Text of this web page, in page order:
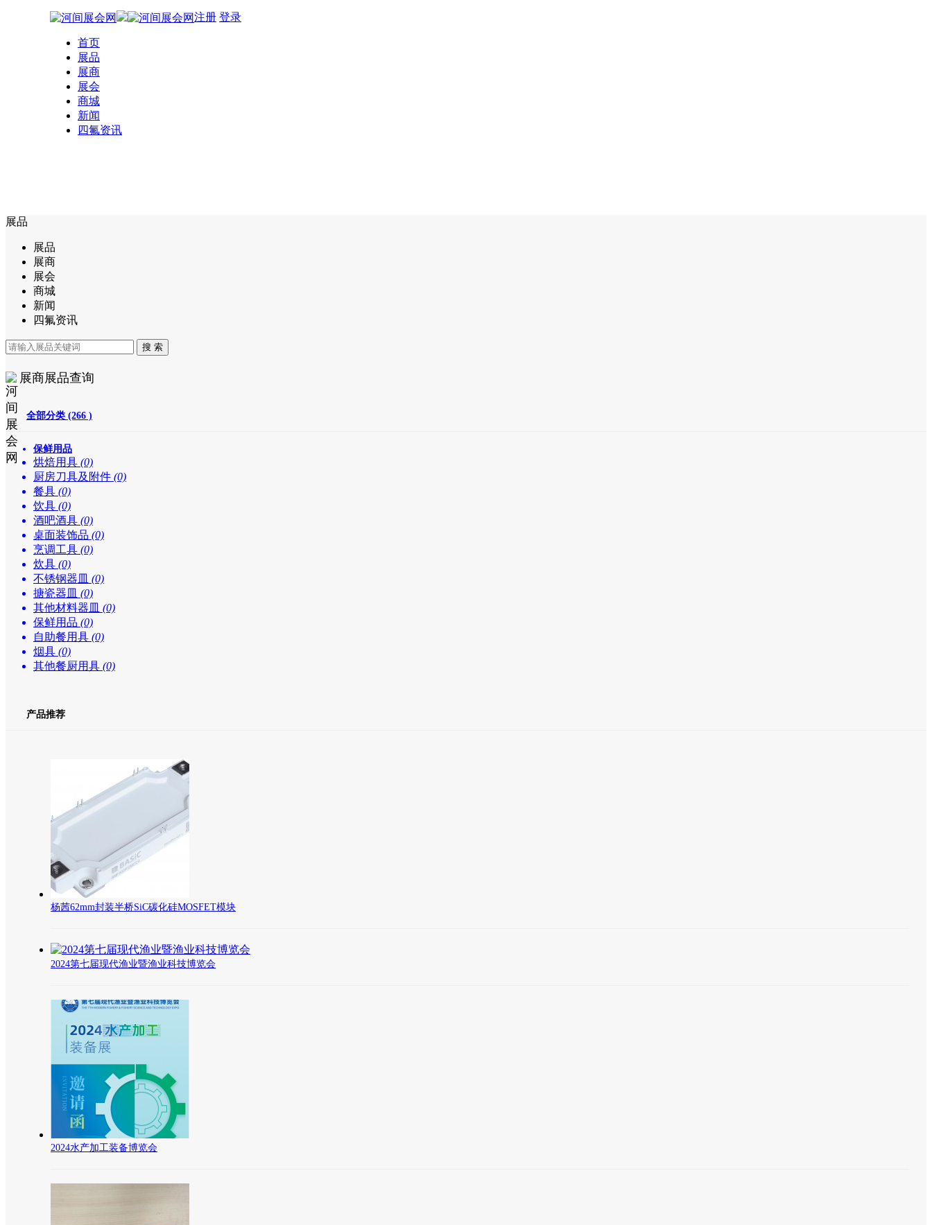
注册 登录
首页
展品
展商
展会
商城
新闻
四氟资讯
展品
展品
展商
展会
商城
新闻
四氟资讯
展商展品查询
全部分类 (266 )
保鲜用品
烘焙用具 (0)
厨房刀具及附件 (0)
餐具 (0)
饮具 (0)
酒吧酒具 (0)
桌面装饰品 (0)
烹调工具 (0)
炊具 (0)
不锈钢器皿 (0)
搪瓷器皿 (0)
其他材料器皿 (0)
保鲜用品 (0)
自助餐用具 (0)
烟具 (0)
其他餐厨用具 (0)
产品推荐
杨茜62mm封装半桥SiC碳化硅MOSFET模块
2024第七届现代渔业暨渔业科技博览会
2024水产加工装备博览会